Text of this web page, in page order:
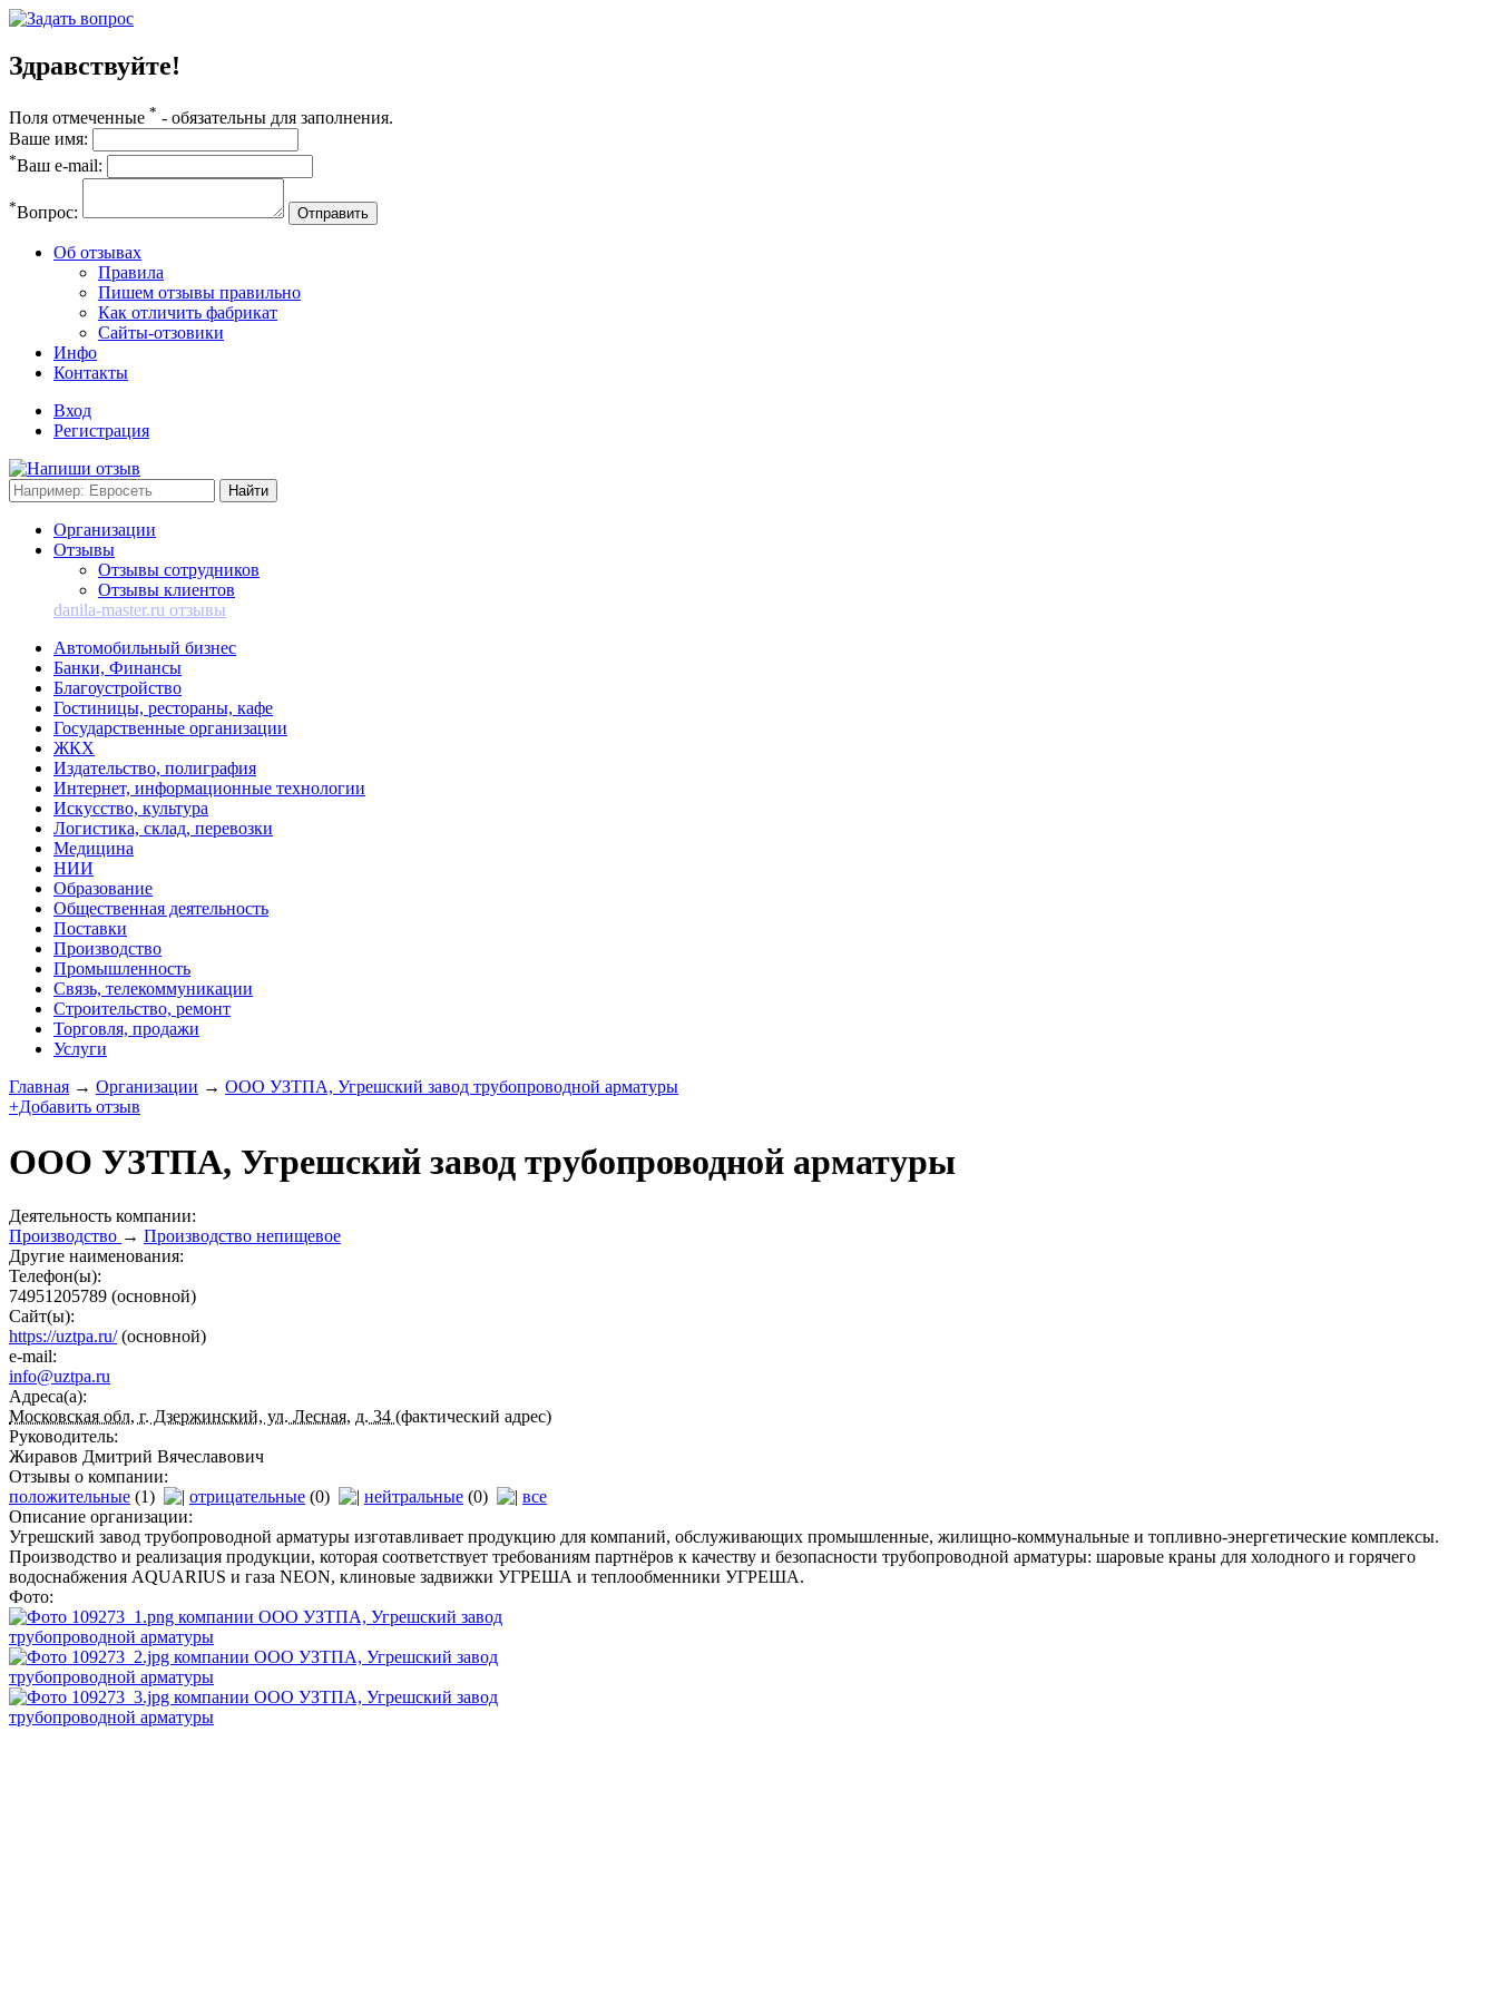
Здравствуйте!
Поля отмеченные * - обязательны для заполнения.
Ваше имя:
*Ваш e-mail:
*Вопрос: Отправить
Об отзывах
Правила
Пишем отзывы правильно
Как отличить фабрикат
Сайты-отзовики
Инфо
Контакты
Вход
Регистрация
Организации
Отзывы
Отзывы сотрудников
Отзывы клиентов
danila-master.ru отзывы
Автомобильный бизнес
Банки, Финансы
Благоустройство
Гостиницы, рестораны, кафе
Государственные организации
ЖКХ
Издательство, полиграфия
Интернет, информационные технологии
Искусство, культура
Логистика, склад, перевозки
Медицина
НИИ
Образование
Общественная деятельность
Поставки
Производство
Промышленность
Связь, телекоммуникации
Строительство, ремонт
Торговля, продажи
Услуги
Главная → Организации → ООО УЗТПА, Угрешский завод трубопроводной арматуры
+Добавить отзыв
ООО УЗТПА, Угрешский завод трубопроводной арматуры
Деятельность компании:
Производство → Производство непищевое
Другие наименования:
Телефон(ы):
74951205789 (основной)
Сайт(ы):
https://uztpa.ru/(основной)
e-mail:
info@uztpa.ru
Адреса(а):
Московская обл, г. Дзержинский, ул. Лесная, д. 34 (фактический адрес)
Руководитель:
Жиравов Дмитрий Вячеславович
Отзывы о компании:
положительные (1) отрицательные (0) нейтральные (0)
все
Описание организации:
Угрешский завод трубопроводной арматуры изготавливает продукцию для компаний, обслуживающих промышленные, жилищно-коммунальные и топливно-энергетические комплексы.
Производство и реализация продукции, которая соответствует требованиям партнёров к качеству и безопасности трубопроводной арматуры: шаровые краны для холодного и горячего
водоснабжения AQUARIUS и газа NEON, клиновые задвижки УГРЕША и теплообменники УГРЕША.
Фото: